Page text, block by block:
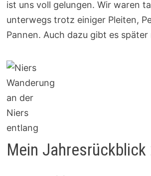
ist uns voll gelungen. Wir waren
unterwegs trotz einiger Pleiten,
Pannen. Auch dazu gibt es später
Wanderung
an der
Niers
entlang
Mein Jahresrückblick